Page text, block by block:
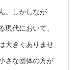
。しかしなが
現代において、
大きくありませ
さな団体の方が